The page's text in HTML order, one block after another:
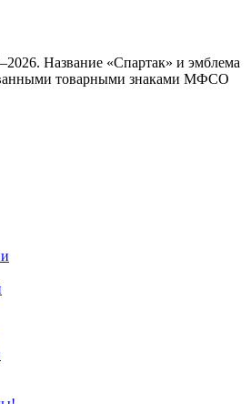
Название «Спартак» и эмблема
товарными знаками МФСО